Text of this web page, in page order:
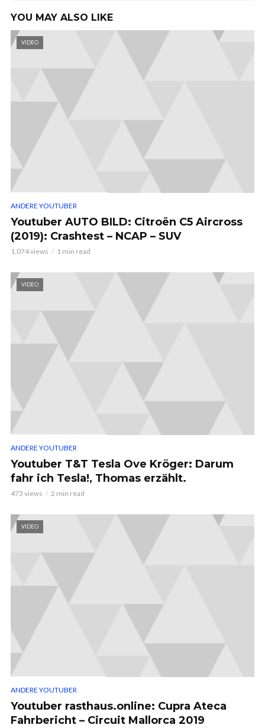
YOU MAY ALSO LIKE
VIDEO
ANDERE YOUTUBER
Youtuber AUTO BILD: Citroën C5 Aircross
(2019): Crashtest – NCAP – SUV
1.074 views 1 min read
VIDEO
ANDERE YOUTUBER
Youtuber T&T Tesla Ove Kröger: Darum
fahr ich Tesla!, Thomas erzählt.
473 views 2 min read
VIDEO
ANDERE YOUTUBER
Youtuber rasthaus.online: Cupra Ateca
Fahrbericht – Circuit Mallorca 2019